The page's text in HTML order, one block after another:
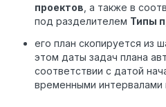
проектов , а также в
под разделителем Типы
его план скопируется из
этом даты задач плана
соответствии с датой
временными